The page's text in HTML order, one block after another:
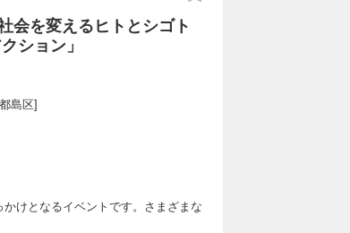
会を変えるヒトとシゴト
ション」
島区]
かけとなるイベントです。さまざまな